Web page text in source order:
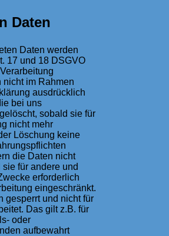
Daten
Daten werden
17 und 18 DSGVO
nicht im Rahmen
ausdrücklich
bei uns
sobald sie für
nicht mehr
Löschung keine
die Daten nicht
für andere und
erforderlich
eingeschränkt.
gesperrt und nicht für
Das gilt z.B. für
oder
aufbewahrt